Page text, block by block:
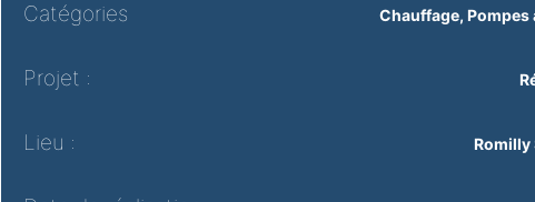
Catégories Chauffage, Pompes
Projet :
Lieu : Romilly